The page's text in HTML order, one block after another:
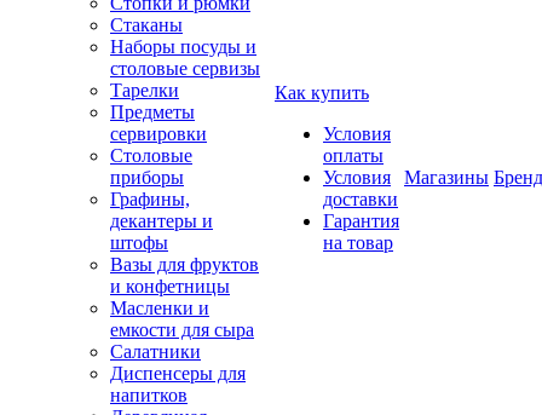
Стаканы
Наборы посуды и
столовые сервизы
Тарелки
Предметы
сервировки
Столовые
приборы
Графины,
декантеры и
штофы
Вазы для фруктов
и конфетницы
Масленки и
емкости для сыра
Салатники
Диспенсеры для
напитков
Как купить
Условия
оплаты
Условия
доставки
Гарантия
на товар
Магазины